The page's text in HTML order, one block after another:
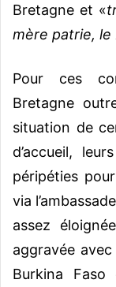
Bretagne et «
mère patrie, le
Pour ces
Bretagne
situation de
d’accueil,
péripéties
via
assez
aggravée
Burkina